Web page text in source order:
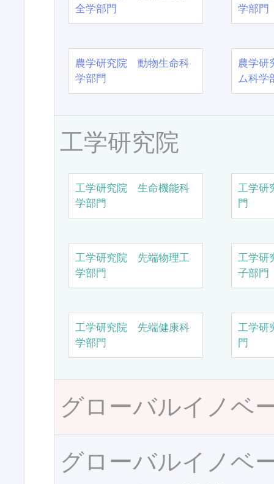
全学部門
学部門
農学研究院 動物生命科
学部門
農学
ム科学
工学研究院
工学研究院 生命機能科
学部門
工学研
門
工学研究院 先端物理工
学部門
工学研
子部門
工学研究院 先端健康科
学部門
工学研
門
グローバルイノベ
グローバルイノベ